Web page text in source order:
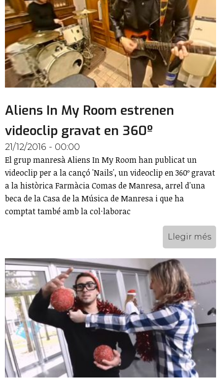
Aliens In My Room estrenen
videoclip gravat en 360º
21/12/2016 - 00:00
El grup manresà Aliens In My Room han publicat un
videoclip per a la cançó 'Nails', un videoclip en 360º gravat
a la històrica Farmàcia Comas de Manresa, arrel d'una
beca de la Casa de la Música de Manresa i que ha
comptat també amb la col·laborac
Llegir més